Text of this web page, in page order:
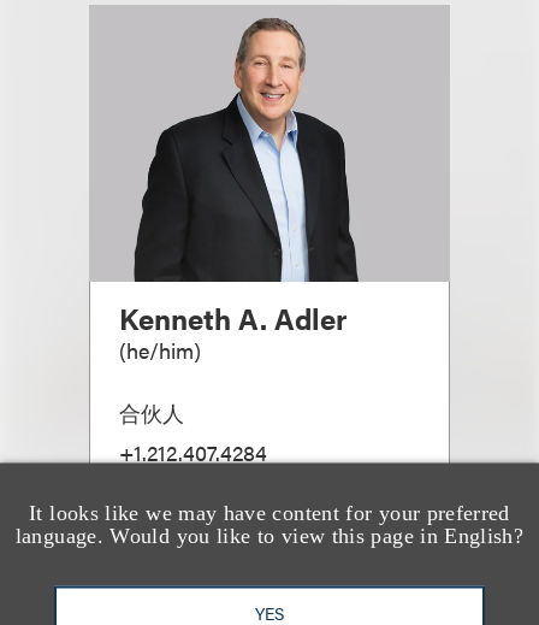
It looks like we may have content for your preferred
language. Would you like to view this page in English?
YES
Kenneth A. Adler
(he/him)
合伙人
+1.212.407.4284